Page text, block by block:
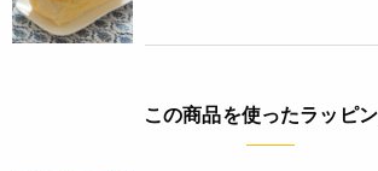
この商品を使ったラッピ